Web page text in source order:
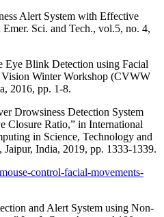
Alert System with Effective
Sci. and Tech., vol.5, no. 4,
Eye Blink Detection using Facial
Winter Workshop (CVWW
2016, pp. 1-8.
Drowsiness Detection System
Closure Ratio,” in International
in Science, Technology and
India, 2019, pp. 1333-1339.
control-facial-movements-
and Alert System using Non-